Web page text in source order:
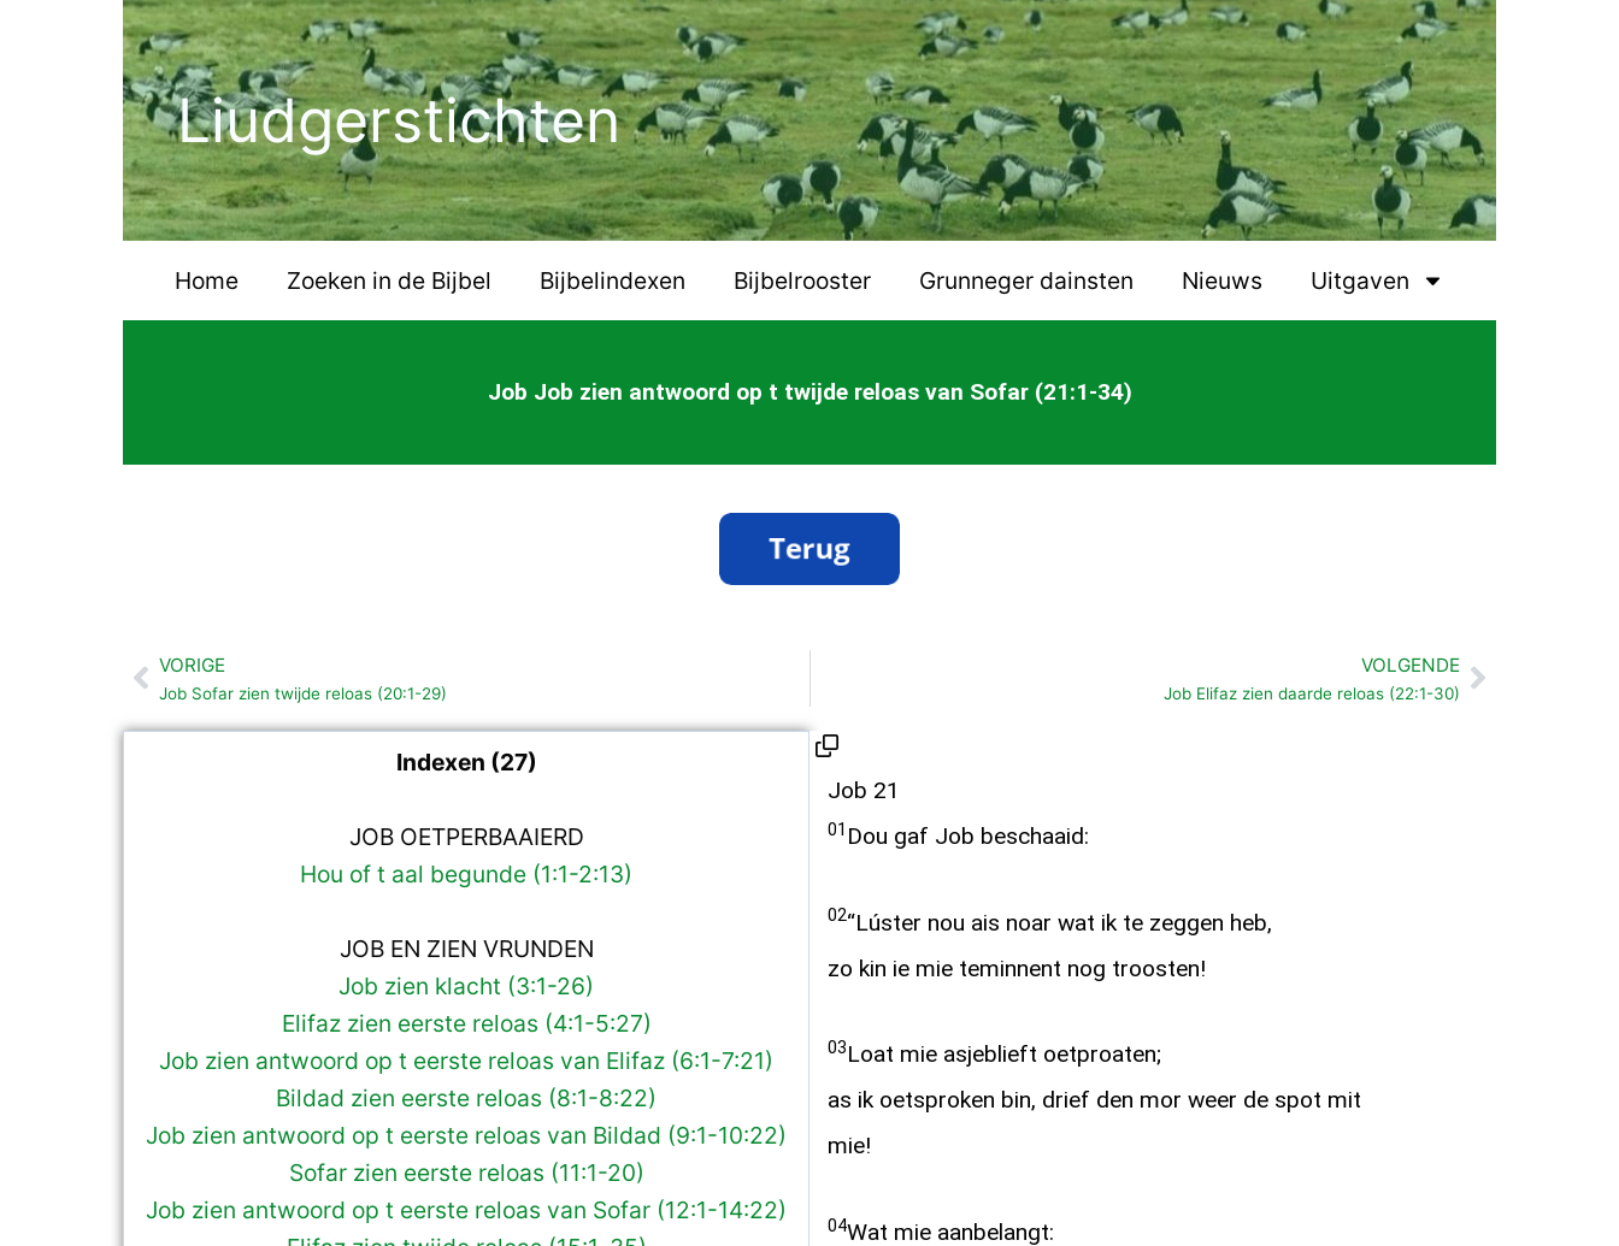
Liudgerstichten
Home Zoeken in de Bijbel Bijbelindexen Bijbelrooster Grunneger dainsten Nieuws Uitgaven
Job Job zien antwoord op t twijde reloas van Sofar (21:1-34)
Vorige
VORIGE
Job Sofar zien twijde reloas (20:1-29)
VOLGENDE
Job Elifaz zien daarde reloas (22:1-30)Volgende
Indexen (27)
JOB OETPERBAAIERD
Hou of t aal begunde (1:1-2:13)
JOB EN ZIEN VRUNDEN
Job zien klacht (3:1-26)
Elifaz zien eerste reloas (4:1-5:27)
Job zien antwoord op t eerste reloas van Elifaz (6:1-7:21)
Bildad zien eerste reloas (8:1-8:22)
Job zien antwoord op t eerste reloas van Bildad (9:1-10:22)
Sofar zien eerste reloas (11:1-20)
Job zien antwoord op t eerste reloas van Sofar (12:1-14:22)
Job 21
01 Dou gaf Job beschaaid:
02“Lúster nou ais noar wat ik te zeggen heb,
zo kin ie mie teminnent nog troosten!
03Loat mie asjeblieft oetproaten;
as ik oetsproken bin, drief den mor weer de spot mit
mie!
04Wat mie aanbelangt: